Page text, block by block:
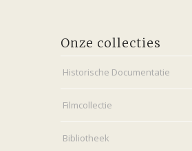
Onze collecties
Historische Documentatie
Filmcollectie
Bibliotheek